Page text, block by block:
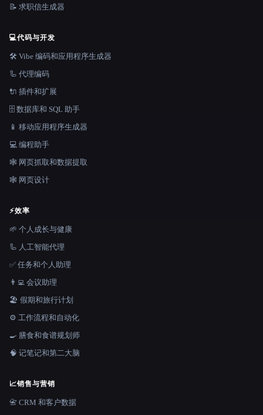
📝 求职信生成器
💻代码与开发
🛠️ Vibe 编码和应用程序生成器
🦾 代理编码
🔌 插件和扩展
🗄️ 数据库和 SQL 助手
📱 移动应用程序生成器
💻 编程助手
🕸️ 网页抓取和数据提取
🕸 网页设计
⚡效率
🌱 个人成长与健康
🦾 人工智能代理
✅ 任务和个人助理
👨‍💻 会议助理
🏖 假期和旅行计划
⚙️ 工作流程和自动化
🍳 膳食和食谱规划师
🧠 记笔记和第二大脑
📈销售与营销
📇 CRM 和客户数据